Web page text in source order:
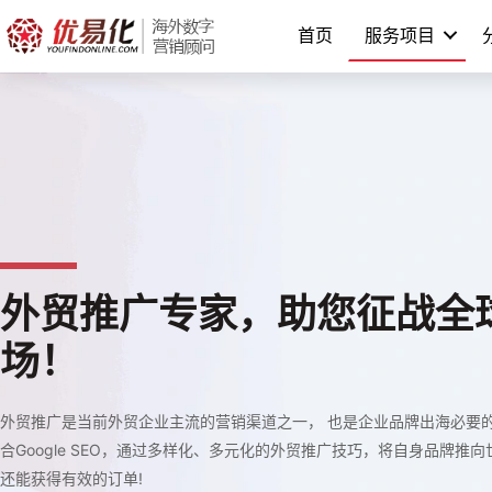
至
内
首页 服务项目
外贸推广专家，助您征战全
场！
外贸推广是当前外贸企业主流的营销渠道之一， 也是企业品牌出海必要
合Google SEO，通过多样化、多元化的外贸推广技巧，将自身品牌推向
还能获得有效的订单!